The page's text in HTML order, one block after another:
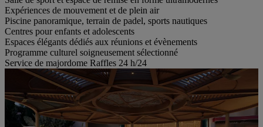
Expériences de mouvement et de plein air
Piscine panoramique, terrain de padel, sports nautiques
Centres pour enfants et adolescents
Espaces élégants dédiés aux réunions et évènements
Programme culturel soigneusement sélectionné
Service de majordome Raffles 24 h/24